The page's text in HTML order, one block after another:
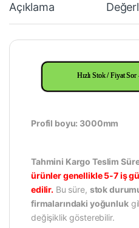
Açıklama
Hızlı Stok / Fiyat
Profil boyu: 3000mm
Tahmini Kargo Teslim
ürünler genellikle 5-7 iş
edilir. Bu süre, stok
firmalarındaki yoğunluk
değişiklik gösterebilir.